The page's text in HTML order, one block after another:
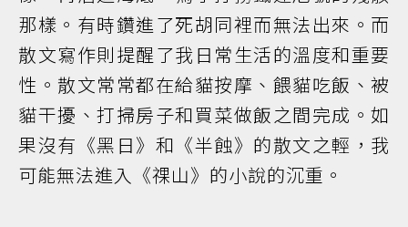
那樣。有時鑽進了死胡同裡而無法出來。而
散文寫作則提醒了我日常生活的溫度和重要
性。散文常常都在給貓按摩、餵貓吃飯、被
貓干擾、打掃房子和買菜做飯之間完成。如
果沒有《黑日》和《半蝕》的散文之輕，我
可能無法進入《祼山》的小說的沉重。